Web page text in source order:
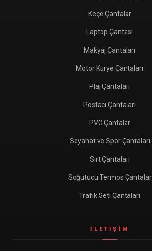
Keçe Çantalar
Laptop Çantası
Makyaj Çantaları
Motor Kurye Çantaları
Plaj Çantaları
Postacı Çantaları
PVC Çantalar
Seyahat ve Spor Çantaları
Sırt Çantaları
Soğutucu Termos Çantalar
Trafik Seti Çantaları
İLETIŞIM